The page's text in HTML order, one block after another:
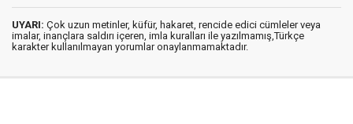
UYARI: Çok uzun metinler, küfür, hakaret, rencide edici cümleler veya
imalar, inançlara saldırı içeren, imla kuralları ile yazılmamış,Türkçe
karakter kullanılmayan yorumlar onaylanmamaktadır.